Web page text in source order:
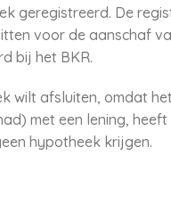
geregistreerd. De
voor de aanschaf
bij het BKR.
wilt afsluiten, omdat het
met een lening, heeft
hypotheek krijgen.